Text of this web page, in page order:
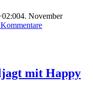
4. November
mit Happy